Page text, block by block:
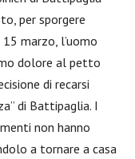
per sporgere
marzo, l’uomo
dolore al petto
di recarsi
di Battipaglia. I
non hanno
a tornare a casa